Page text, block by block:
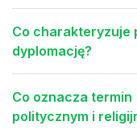
Co charakteryzuje
dyplomację?
Co oznacza
politycznym i